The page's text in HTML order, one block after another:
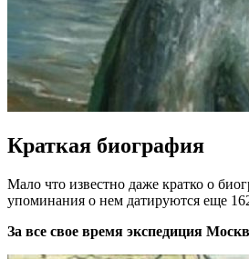
Краткая биография
Мало что известно даже кратко о
упоминания о нем датируются еще
За все свое время экспедиция